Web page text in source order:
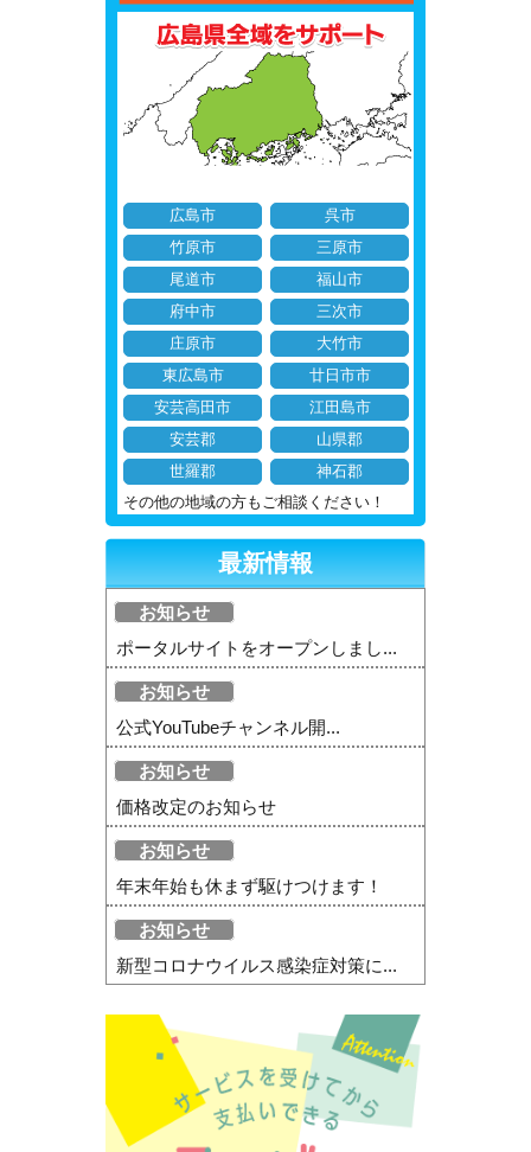
広島市
呉市
竹原市
三原市
尾道市
福山市
府中市
三次市
庄原市
大竹市
東広島市
廿日市市
安芸高田市
江田島市
安芸郡
山県郡
世羅郡
神石郡
その他の地域の方もご相談ください！
最新情報
お知らせ
ポータルサイトをオープンしまし...
お知らせ
公式YouTubeチャンネル開...
お知らせ
価格改定のお知らせ
お知らせ
年末年始も休まず駆けつけます！
お知らせ
新型コロナウイルス感染症対策に...